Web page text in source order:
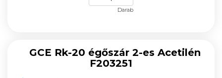
Darab
GCE Rk-20 égőszár 2-es Acetilén
F203251